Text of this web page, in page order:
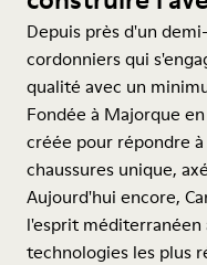
Depuis près d'un
cordonniers qui
qualité avec un
Fondée à Majorque
créée pour répondre
chaussures unique,
Aujourd'hui encore,
l'esprit méditerranéen
technologies les plus